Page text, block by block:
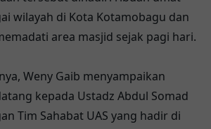
wilayah di Kota Kotamobagu dan
area masjid sejak pagi hari.
Weny Gaib menyampaikan
kepada Ustadz Abdul Somad
Tim Sahabat UAS yang hadir di